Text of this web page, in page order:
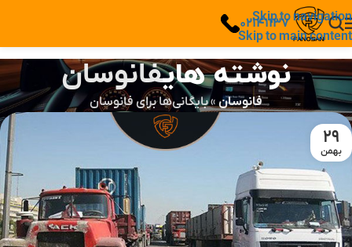
Skip to navigation
Skip to main content
02141137
نوشته هایفانوسان
فانوسان»بایگانی‌ها برای فانوسان
29
بهمن